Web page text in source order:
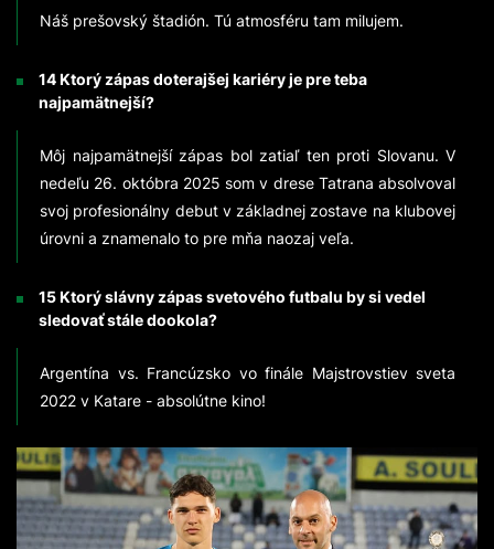
Náš prešovský štadión. Tú atmosféru tam milujem.
14 Ktorý zápas doterajšej kariéry je pre teba
najpamätnejší?
Môj najpamätnejší zápas bol zatiaľ ten proti Slovanu. V
nedeľu 26. októbra 2025 som v drese Tatrana absolvoval
svoj profesionálny debut v základnej zostave na klubovej
úrovni a znamenalo to pre mňa naozaj veľa.
15 Ktorý slávny zápas svetového futbalu by si vedel
sledovať stále dookola?
Argentína vs. Francúzsko vo finále Majstrovstiev sveta
2022 v Katare - absolútne kino!